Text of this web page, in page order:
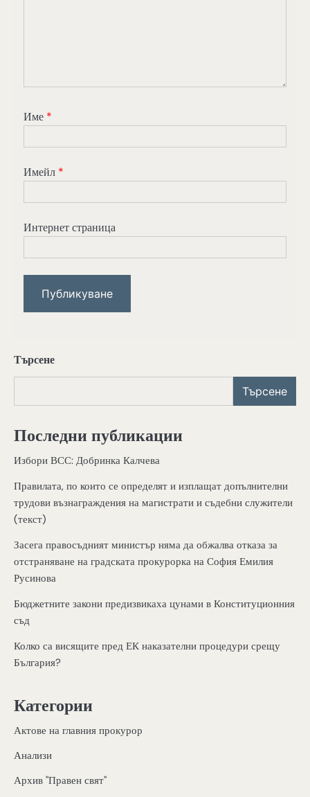
Име *
Имейл *
Интернет страница
Търсене
Търсене
Последни публикации
Избори ВСС: Добринка Калчева
Правилата, по които се определят и изплащат допълнителни
трудови възнаграждения на магистрати и съдебни служители
(текст)
Засега правосъдният министър няма да обжалва отказа за
отстраняване на градската прокурорка на София Емилия
Русинова
Бюджетните закони предизвикаха цунами в Конституционния
съд
Колко са висящите пред ЕК наказателни процедури срещу
България?
Категории
Актове на главния прокурор
Анализи
Архив "Правен свят"